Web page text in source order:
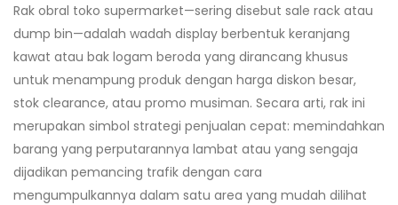
Rak obral toko supermarket—sering disebut sale rack atau
dump bin—adalah wadah display berbentuk keranjang
kawat atau bak logam beroda yang dirancang khusus
untuk menampung produk dengan harga diskon besar,
stok clearance, atau promo musiman. Secara arti, rak ini
merupakan simbol strategi penjualan cepat: memindahkan
barang yang perputarannya lambat atau yang sengaja
dijadikan pemancing trafik dengan cara
mengumpulkannya dalam satu area yang mudah dilihat